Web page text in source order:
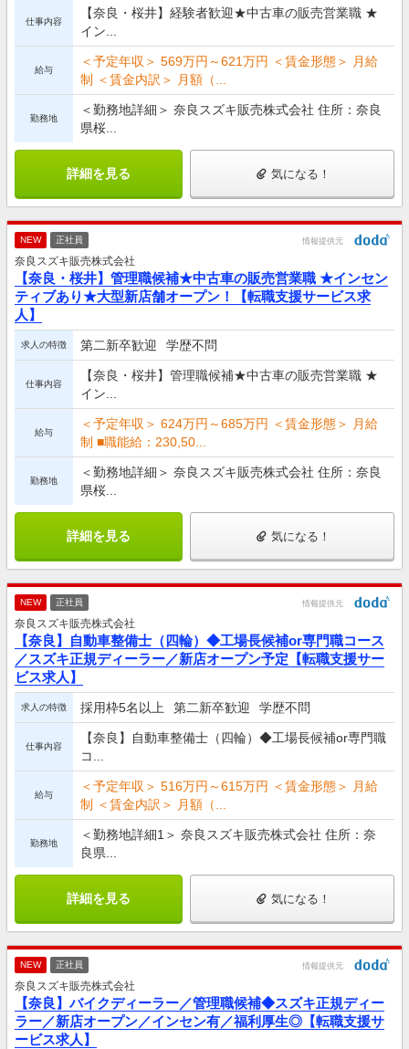
仕事内容
【奈良・桜井】経験者歓迎★中古車の販売営業職 ★
イン...
給与
＜予定年収＞ 569万円～621万円 ＜賃金形態＞ 月給
制 ＜賃金内訳＞ 月額（...
勤務地
＜勤務地詳細＞ 奈良スズキ販売株式会社 住所：奈良
県桜...
詳細を見る 気になる！
NEW 正社員 情報提供元
奈良スズキ販売株式会社
【奈良・桜井】管理職候補★中古車の販売営業職 ★インセン
ティブあり★大型新店舗オープン！【転職支援サービス求
人】
求人の特徴 第二新卒歓迎 学歴不問
仕事内容
【奈良・桜井】管理職候補★中古車の販売営業職 ★
イン...
給与
＜予定年収＞ 624万円～685万円 ＜賃金形態＞ 月給
制 ■職能給：230,50...
勤務地
＜勤務地詳細＞ 奈良スズキ販売株式会社 住所：奈良
県桜...
詳細を見る 気になる！
NEW 正社員 情報提供元
奈良スズキ販売株式会社
【奈良】自動車整備士（四輪）◆工場長候補or専門職コース
／スズキ正規ディーラー／新店オープン予定【転職支援サー
ビス求人】
求人の特徴 採用枠5名以上 第二新卒歓迎 学歴不問
仕事内容
【奈良】自動車整備士（四輪）◆工場長候補or専門職
コ...
給与
＜予定年収＞ 516万円～615万円 ＜賃金形態＞ 月給
制 ＜賃金内訳＞ 月額（...
勤務地
＜勤務地詳細1＞ 奈良スズキ販売株式会社 住所：奈
良県...
詳細を見る 気になる！
NEW 正社員 情報提供元
奈良スズキ販売株式会社
【奈良】バイクディーラー／管理職候補◆スズキ正規ディー
ラー／新店オープン／インセン有／福利厚生◎【転職支援サ
ービス求人】